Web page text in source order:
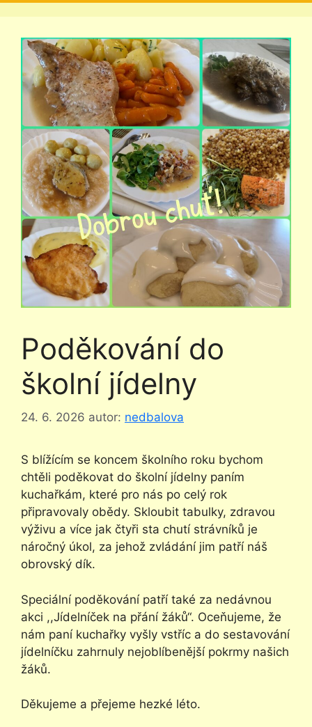
Poděkování do
školní jídelny
24. 6. 2026 autor: nedbalova
S blížícím se koncem školního roku bychom
chtěli poděkovat do školní jídelny paním
kuchařkám, které pro nás po celý rok
připravovaly obědy. Skloubit tabulky, zdravou
výživu a více jak čtyři sta chutí strávníků je
náročný úkol, za jehož zvládání jim patří náš
obrovský dík.
Speciální poděkování patří také za nedávnou
akci ,,Jídelníček na přání žáků“. Oceňujeme, že
nám paní kuchařky vyšly vstříc a do sestavování
jídelníčku zahrnuly nejoblíbenější pokrmy našich
žáků.
Děkujeme a přejeme hezké léto.